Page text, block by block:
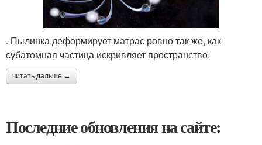
. Пылинка деформирует матрас ровно так же, как
субатомная частица искривляет пространство.
читать дальше →
Последние обновления на сайте: